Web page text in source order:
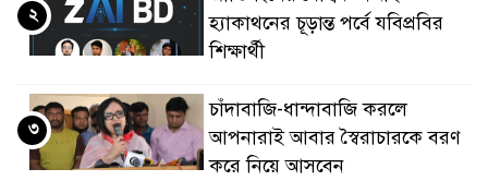
হ্যাকাথনের চূড়ান্ত পর্বে যবিপ্রবির
শিক্ষার্থী
২
চাঁদাবাজি-ধান্দাবাজি করলে
আপনারাই আবার স্বৈরাচারকে বরণ
করে নিয়ে আসবেন
৩